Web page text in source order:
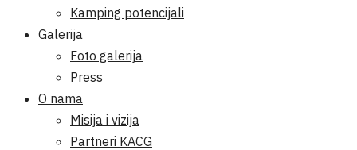
Kamping potencijali
Galerija
Foto galerija
Press
O nama
Misija i vizija
Partneri KACG